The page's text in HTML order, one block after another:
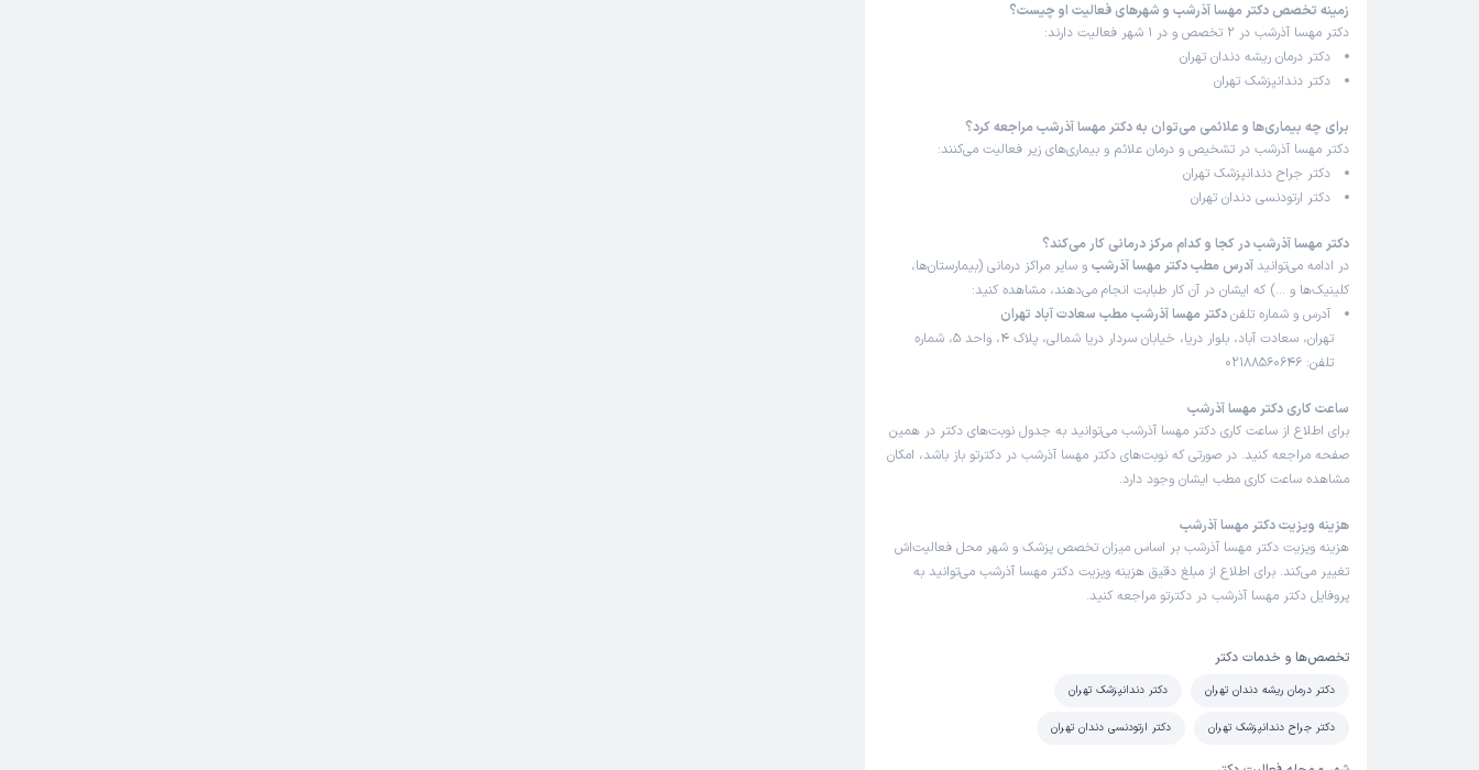
زمینه تخصص دکتر مهسا آذرشب و شهرهای فعالیت او چیست؟
دکتر مهسا آذرشب در 2 تخصص و در 1 شهر فعالیت دارند:
دکتر درمان ریشه دندان تهران
دکتر دندانپزشک تهران
برای چه بیماری‌ها و علائمی می‌توان به دکتر مهسا آذرشب مراجعه کرد؟
دکتر مهسا آذرشب در تشخیص و درمان علائم و بیماری‌های زیر فعالیت می‌کنند:
دکتر جراح دندانپزشک تهران
دکتر ارتودنسی دندان تهران
دکتر مهسا آذرشب در کجا و کدام مرکز درمانی کار می‌کند؟
در ادامه می‌توانید آدرس مطب دکتر مهسا آذرشب و سایر مراکز درمانی (بیمارستان‌ها،
کلینیک‌ها و …) که ایشان در آن کار طبابت انجام می‌دهند، مشاهده کنید:
آدرس و شماره تلفندکتر مهسا آذرشب مطب سعادت آباد تهران
تهران، سعادت آباد، بلوار دریا، خیابان سردار دریا شمالی، پلاک 4، واحد 5، شماره
تلفن: 02188560646
ساعت کاری دکتر مهسا آذرشب
برای اطلاع از ساعت کاری دکتر مهسا آذرشب می‌توانید به جدول نوبت‌های دکتر در همین
صفحه مراجعه کنید. در صورتی که نوبت‌های دکتر مهسا آذرشب در دکترتو باز باشد، امکان
مشاهده ساعت کاری مطب ایشان وجود دارد.
هزینه ویزیت دکتر مهسا آذرشب
هزینه ویزیت دکتر مهسا آذرشب بر اساس میزان تخصص پزشک و شهر محل فعالیت‌اش
تغییر می‌کند. برای اطلاع از مبلغ دقیق هزینه ویزیت دکتر مهسا آذرشب می‌توانید به
پروفایل دکتر مهسا آذرشب در دکترتو مراجعه کنید.
تخصص‌ها و خدمات دکتر
دکتر درمان ریشه دندان تهران دکتر دندانپزشک تهران
دکتر جراح دندانپزشک تهران دکتر ارتودنسی دندان تهران